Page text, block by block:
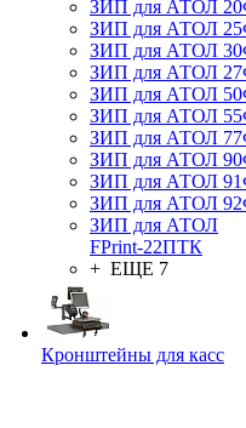
ЗИП для АТОЛ
ЗИП для АТОЛ
ЗИП для АТОЛ
ЗИП для АТОЛ
ЗИП для АТОЛ
ЗИП для АТОЛ
ЗИП для АТОЛ
ЗИП для АТОЛ
ЗИП для АТОЛ
ЗИП для АТОЛ
ЗИП для АТОЛ
FPrint-22ПТК
+ ЕЩЕ 7
Кронштейны для касс